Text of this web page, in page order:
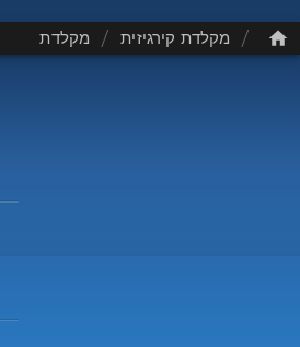
/ מקלדת קירגיזית / מקלדת